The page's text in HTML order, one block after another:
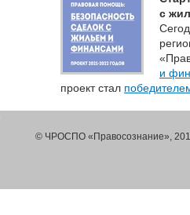
с
и
проект стал
© ЧРОСПО «Правосознание»,